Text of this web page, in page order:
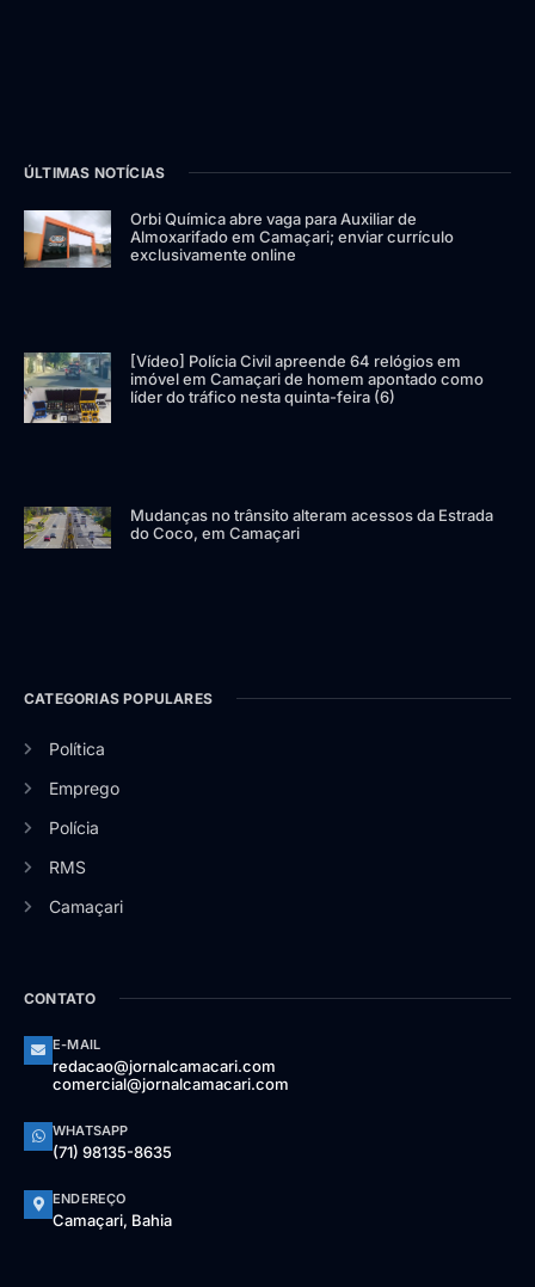
ÚLTIMAS NOTÍCIAS
Orbi Química abre vaga para Auxiliar de
Almoxarifado em Camaçari; enviar currículo
exclusivamente online
[Vídeo] Polícia Civil apreende 64 relógios em
imóvel em Camaçari de homem apontado como
líder do tráfico nesta quinta-feira (6)
Mudanças no trânsito alteram acessos da Estrada
do Coco, em Camaçari
CATEGORIAS POPULARES
Política
Emprego
Polícia
RMS
Camaçari
CONTATO
E-MAIL
redacao@jornalcamacari.com
comercial@jornalcamacari.com
WHATSAPP
(71) 98135-8635
ENDEREÇO
Camaçari, Bahia